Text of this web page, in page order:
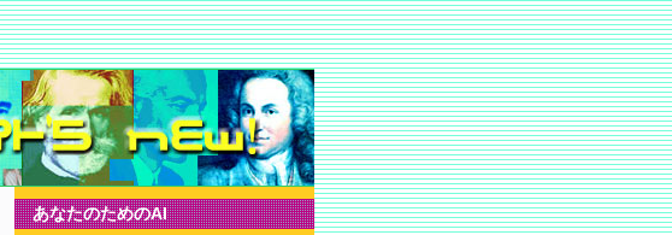
あなたのためのAI